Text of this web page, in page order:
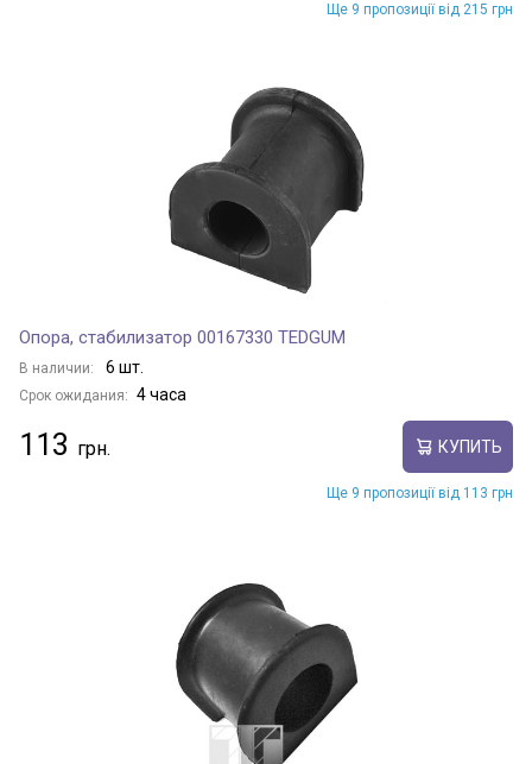
Ще 9 пропозиції від 215 грн
Опора, стабилизатор 00167330 TEDGUM
В наличии: 6 шт.
Срок ожидания: 4 часа
113 КУПИТЬ
Ще 9 пропозиції від 113 грн